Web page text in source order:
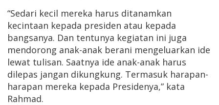
“Sedari kecil mereka harus ditanamkan
kecintaan kepada presiden atau kepada
bangsanya. Dan tentunya kegiatan ini juga
mendorong anak-anak berani mengeluarkan ide
lewat tulisan. Saatnya ide anak-anak harus
dilepas jangan dikungkung. Termasuk harapan-
harapan mereka kepada Presidenya,” kata
Rahmad.